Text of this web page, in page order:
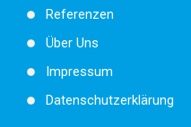
Referenzen
Über Uns
Impressum
Datenschutzerklärung